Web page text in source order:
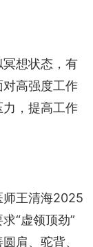
想状态，有
高强度工作
，提高工作
师王清海2025
“虚领顶劲”
肩、驼背、